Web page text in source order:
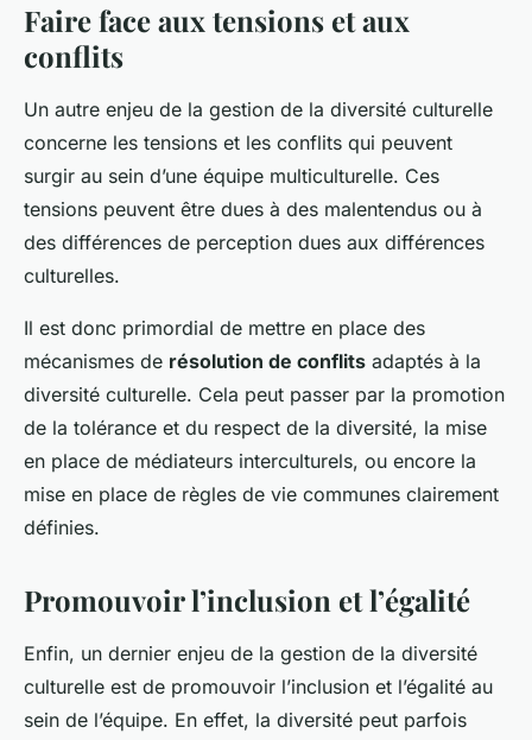
Faire face aux tensions et aux
conflits
Un autre enjeu de la gestion de la diversité culturelle
concerne les tensions et les conflits qui peuvent
surgir au sein d’une équipe multiculturelle. Ces
tensions peuvent être dues à des malentendus ou à
des différences de perception dues aux différences
culturelles.
Il est donc primordial de mettre en place des
mécanismes de résolution de conflits adaptés à la
diversité culturelle. Cela peut passer par la promotion
de la tolérance et du respect de la diversité, la mise
en place de médiateurs interculturels, ou encore la
mise en place de règles de vie communes clairement
définies.
Promouvoir l’inclusion et l’égalité
Enfin, un dernier enjeu de la gestion de la diversité
culturelle est de promouvoir l’inclusion et l’égalité au
sein de l’équipe. En effet, la diversité peut parfois